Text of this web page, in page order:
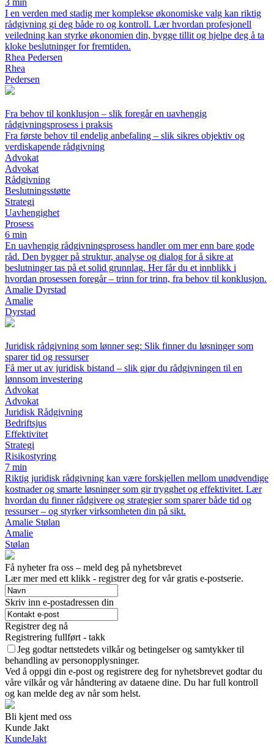
3 min
I en verden med stadig mer komplekse økonomiske valg kan riktig
rådgivning gi deg både ro og kontroll. Lær hvordan profesjonell
veiledning kan styrke økonomien din, bygge tillit og hjelpe deg å ta
kloke beslutninger for fremtiden.
Rhea Pedersen
Rhea
Pedersen
Fra behov til konklusjon – slik foregår en uavhengig
rådgivningsprosess i praksis
Fra første behov til endelig anbefaling – slik sikres objektiv og
verdiskapende rådgivning
Advokat
Advokat
Rådgivning
Beslutningsstøtte
Strategi
Uavhengighet
Prosess
6 min
En uavhengig rådgivningsprosess handler om mer enn bare gode
råd. Den bygger på struktur, analyse og dialog for å sikre at
beslutninger tas på et solid grunnlag. Her får du et innblikk i
hvordan prosessen foregår – trinn for trinn, fra behov til konklusjon.
Amalie Dyrstad
Amalie
Dyrstad
Juridisk rådgivning som lønner seg: Slik finner du løsninger som
sparer tid og ressurser
Få mer ut av juridisk bistand – slik gjør du rådgivningen til en
lønnsom investering
Advokat
Advokat
Juridisk Rådgivning
Bedriftsjus
Effektivitet
Strategi
Risikostyring
7 min
Riktig juridisk rådgivning kan være forskjellen mellom unødvendige
kostnader og smarte løsninger som gir trygghet og effektivitet. Lær
hvordan du finner rådgivere og strategier som sparer både tid og
ressurser – og styrker virksomheten din på sikt.
Amalie Stølan
Amalie
Stølan
Få nyheter fra oss – meld deg på nyhetsbrevet
Lær mer med ett klikk - registrer deg for vår gratis e-postserie.
Skriv inn e-postadressen din
Registrer deg nå
Registrering fullført - takk
Jeg godtar nettstedets vilkår og betingelser og samtykker til
behandling av personopplysninger.
Ved å oppgi din e-post og registrere deg for nyhetsbrevet godtar du
våre vilkår og vår håndtering av dataene dine. Du har full kontroll
og kan melde deg av når som helst.
Bli kjent med oss
Kunde Jakt
KundeJakt